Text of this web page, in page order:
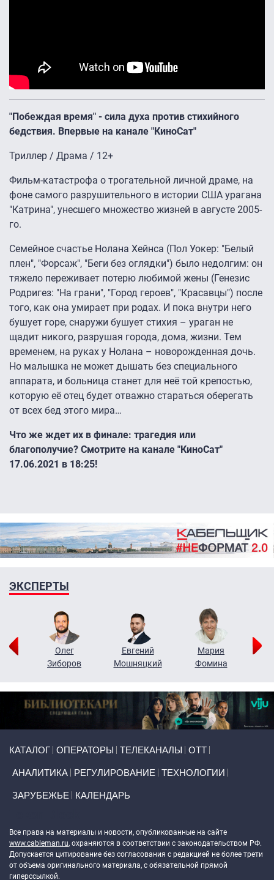
"Побеждая время" - сила духа против стихийного
бедствия. Впервые на канале "КиноСат"
Триллер / Драма / 12+
Фильм-катастрофа о трогательной личной драме, на
фоне самого разрушительного в истории США урагана
"Катрина", унесшего множество жизней в августе 2005-
го.
Семейное счастье Нолана Хейнса (Пол Уокер: "Белый
плен", "Форсаж", "Беги без оглядки") было недолгим: он
тяжело переживает потерю любимой жены (Генезис
Родригез: "На грани", "Город героев", "Красавцы") после
того, как она умирает при родах. И пока внутри него
бушует горе, снаружи бушует стихия – ураган не
щадит никого, разрушая города, дома, жизни. Тем
временем, на руках у Нолана – новорожденная дочь.
Но малышка не может дышать без специального
аппарата, и больница станет для неё той крепостью,
которую её отец будет отважно стараться оберегать
от всех бед этого мира…
Что же ждет их в финале: трагедия или
благополучие? Смотрите на канале "КиноСат"
17.06.2021 в 18:25!
ЭКСПЕРТЫ
Олег
Зиборов
Евгений
Мошняцкий
Мария
Фомина
КАТАЛОГ ОПЕРАТОРЫ ТЕЛЕКАНАЛЫ ОТТ
АНАЛИТИКА РЕГУЛИРОВАНИЕ ТЕХНОЛОГИИ
ЗАРУБЕЖЬЕ КАЛЕНДАРЬ
Все права на материалы и новости, опубликованные на сайте
www.cableman.ru, охраняются в соответствии с законодательством РФ.
Допускается цитирование без согласования с редакцией не более трети
от объема оригинального материала, с обязательной прямой
гиперссылкой.